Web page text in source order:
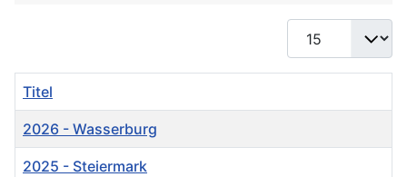
Anzeige #
Titel
2026 - Wasserburg
2025 - Steiermark